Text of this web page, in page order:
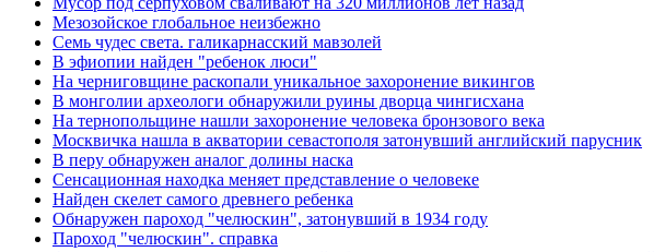
Мезозойское глобальное неизбежно
Семь чудес света. галикарнасский мавзолей
В эфиопии найден "ребенок люси"
На черниговщине раскопали уникальное захоронение викингов
В монголии археологи обнаружили руины дворца чингисхана
На тернопольщине нашли захоронение человека бронзового века
Москвичка нашла в акватории севастополя затонувший английский парусник
В перу обнаружен аналог долины наска
Сенсационная находка меняет представление о человеке
Найден скелет самого древнего ребенка
Обнаружен пароход "челюскин", затонувший в 1934 году
Пароход "челюскин". справка